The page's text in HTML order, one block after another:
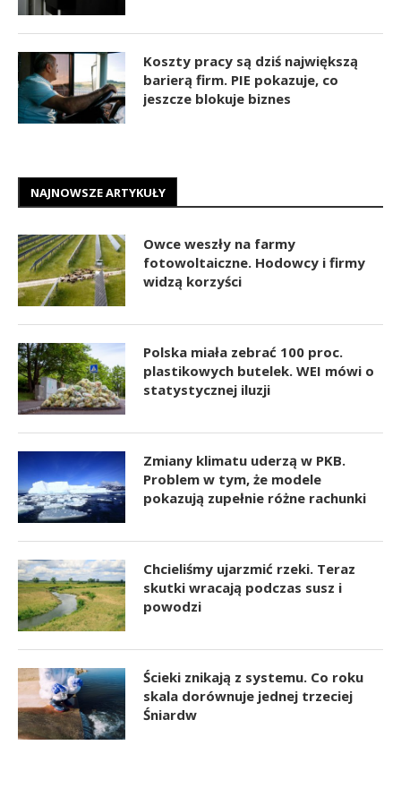
Koszty pracy są dziś największą
barierą firm. PIE pokazuje, co
jeszcze blokuje biznes
NAJNOWSZE ARTYKUŁY
Owce weszły na farmy
fotowoltaiczne. Hodowcy i firmy
widzą korzyści
Polska miała zebrać 100 proc.
plastikowych butelek. WEI mówi o
statystycznej iluzji
Zmiany klimatu uderzą w PKB.
Problem w tym, że modele
pokazują zupełnie różne rachunki
Chcieliśmy ujarzmić rzeki. Teraz
skutki wracają podczas susz i
powodzi
Ścieki znikają z systemu. Co roku
skala dorównuje jednej trzeciej
Śniardw